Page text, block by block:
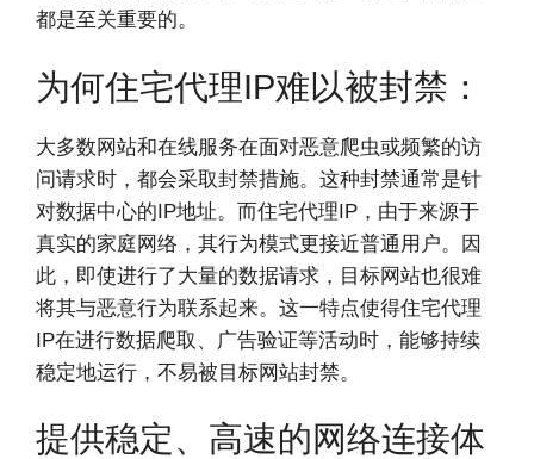
都是至关重要的。
为何住宅代理IP难以被封禁：
大多数网站和在线服务在面对恶意爬虫或频繁的访
问请求时，都会采取封禁措施。这种封禁通常是针
对数据中心的IP地址。而住宅代理IP，由于来源于
真实的家庭网络，其行为模式更接近普通用户。因
此，即使进行了大量的数据请求，目标网站也很难
将其与恶意行为联系起来。这一特点使得住宅代理
IP在进行数据爬取、广告验证等活动时，能够持续
稳定地运行，不易被目标网站封禁。
提供稳定、高速的网络连接体